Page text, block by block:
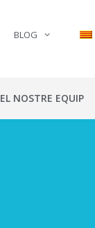
BLOG
EL NOSTRE EQUIP